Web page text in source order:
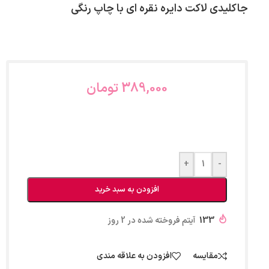
جاکلیدی لاکت دایره نقره ای با چاپ رنگی
389,000تومان
-
+
افزودن به سبد خرید
133 آیتم فروخته شده در 2 روز
مقایسه افزودن به علاقه مندی